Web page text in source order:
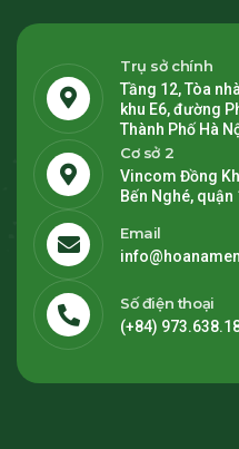
Trụ sở chính
Tầng 12, Tòa
khu E6, đường
Thành Phố Hà
Cơ sở 2
Vincom Đồng
Bến Nghé, quận
Email
Số điện thoại
(+84)